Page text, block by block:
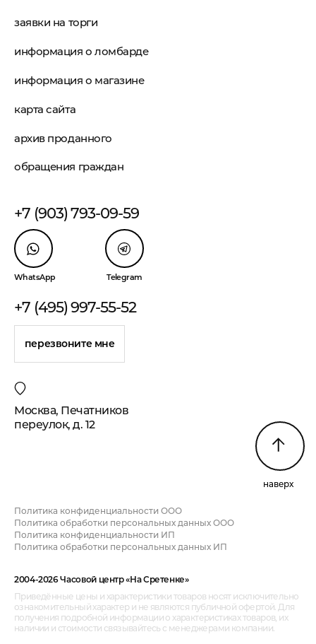
заявки на торги
информация о ломбарде
информация о магазине
карта сайта
архив проданного
обращения граждан
+7 (903) 793-09-59
WhatsApp Telegram
+7 (495) 997-55-52
перезвоните мне
Москва, Печатников
переулок, д. 12
наверх
Политика конфиденциальности ООО
Политика обработки персональных данных ООО
Политика конфиденциальности ИП
Политика обработки персональных данных ИП
2004-2026 Часовой центр «На Сретенке»
Приведённые цены и характеристики товаров носят исключительно
ознакомительный характер и не являются публичной офертой. Для
получения подробной информации о характеристиках товаров, их
наличии и стоимости связывайтесь с менеджерами компании.